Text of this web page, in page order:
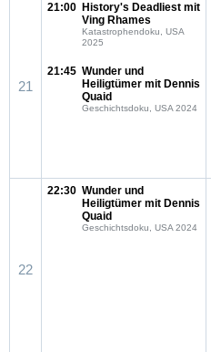
21
21:00 History's Deadliest mit
Ving Rhames
Katastrophendoku, USA
2025
21:45 Wunder und
Heiligtümer mit Dennis
Quaid
Geschichtsdoku, USA 2024
22
22:30 Wunder und
Heiligtümer mit Dennis
Quaid
Geschichtsdoku, USA 2024